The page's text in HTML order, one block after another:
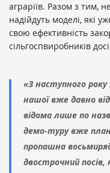
аграріїв. Разом з тим,
надійдуть моделі, які
свою ефективність
сільгоспвиробників
«З наступного
нашої вже давно
відома лише по
демо-туру вже
пропашна
двострочний посів,